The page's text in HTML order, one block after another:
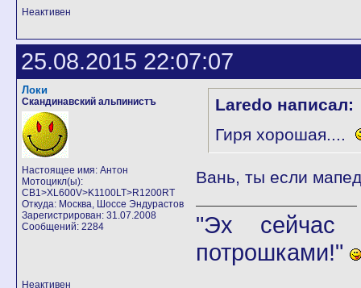
Неактивен
25.08.2015 22:07:07
Локи
Скандинавский альпинистъ
Настоящее имя: Антон
Мотоцикл(ы):
CB1>XL600V>K1100LT>R1200RT
Откуда: Москва, Шоссе Эндурастов
Зарегистрирован: 31.07.2008
Сообщений: 2284
Laredo написал:
Гиря хорошая....
Вань, ты если
"Эх сейчас
потрошками!"
Неактивен